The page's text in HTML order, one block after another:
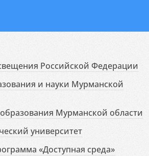
Российской Федерации
и науки Мурманской
Мурманской области
университет
«Доступная среда»